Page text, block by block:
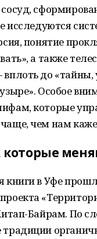
исследуются
понятие
а также
до «тайны,
Особое
которые
чем нам
которые
книги в Уфе
Байрам. По